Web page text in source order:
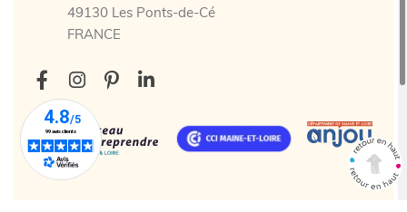
49130 Les Ponts-de-Cé
FRANCE